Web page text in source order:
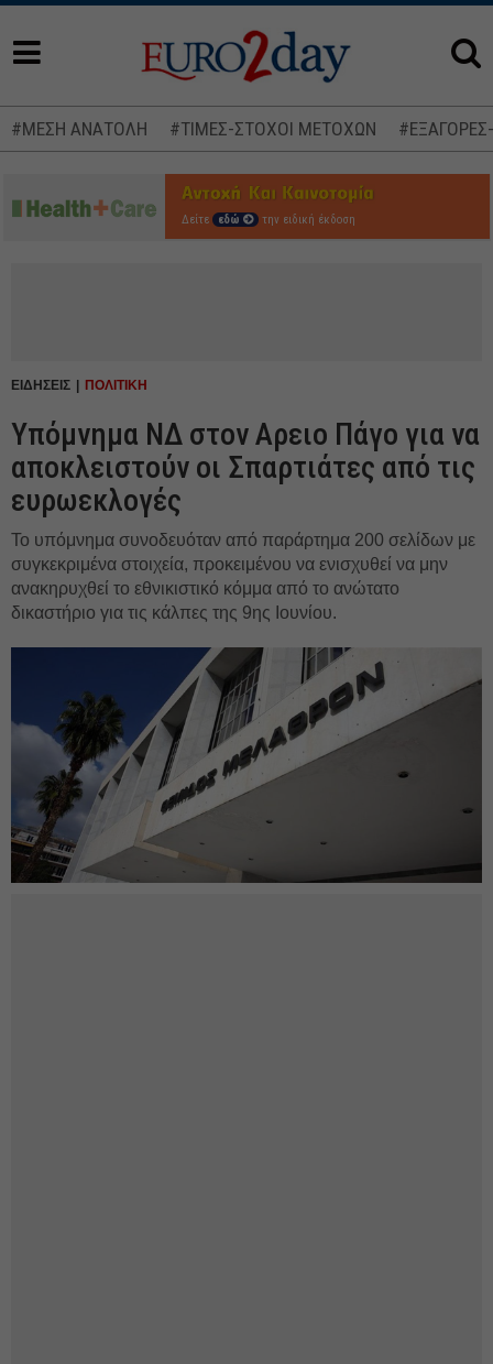
#ΜΕΣΗ ΑΝΑΤΟΛΗ #ΤΙΜΕΣ-ΣΤΟΧΟΙ ΜΕΤΟΧΩΝ
Δείτε εδώ την ειδική έκδοση
ΕΙΔΗΣΕΙΣ ΠΟΛΙΤΙΚΗ
Υπόμνημα ΝΔ στον Αρειο Πάγο για να
αποκλειστούν οι Σπαρτιάτες από τις
ευρωεκλογές
Το υπόμνημα συνοδευόταν από παράρτημα 200 σελίδων με
συγκεκριμένα στοιχεία, προκειμένου να ενισχυθεί να μην
ανακηρυχθεί το εθνικιστικό κόμμα από το ανώτατο
δικαστήριο για τις κάλπες της 9ης Ιουνίου.